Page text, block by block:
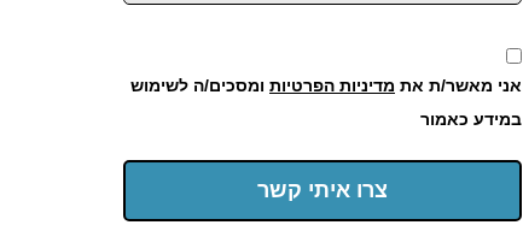
אני מאשר/ת את מדיניות הפרטיות ומסכים/ה לשימוש
במידע כאמור
צרו איתי קשר